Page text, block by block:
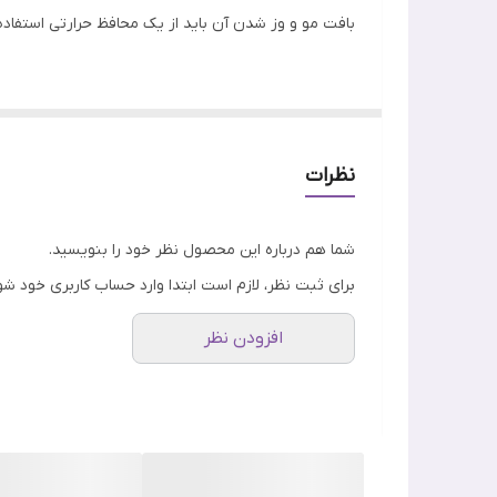
بافت مو و وز شدن آن باید از یک محافظ حرارتی
نظرات
شما هم درباره این محصول نظر خود را بنویسید.
برای ثبت نظر، لازم است ابتدا وارد حساب کاربری خود
افزودن نظر